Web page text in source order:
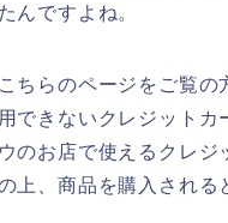
んですよね。
ちらのページをご覧の
できないクレジットカ
のお店で使えるクレジ
上、商品を購入される